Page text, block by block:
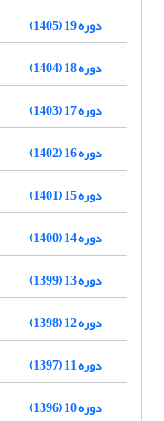
دوره 19 (1405)
دوره 18 (1404)
دوره 17 (1403)
دوره 16 (1402)
دوره 15 (1401)
دوره 14 (1400)
دوره 13 (1399)
دوره 12 (1398)
دوره 11 (1397)
دوره 10 (1396)